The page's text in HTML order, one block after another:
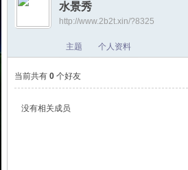
›
水景秀
http://www.2b2t.xin/?8325
主题 个人资料
当前共有 0 个好友
没有相关成员